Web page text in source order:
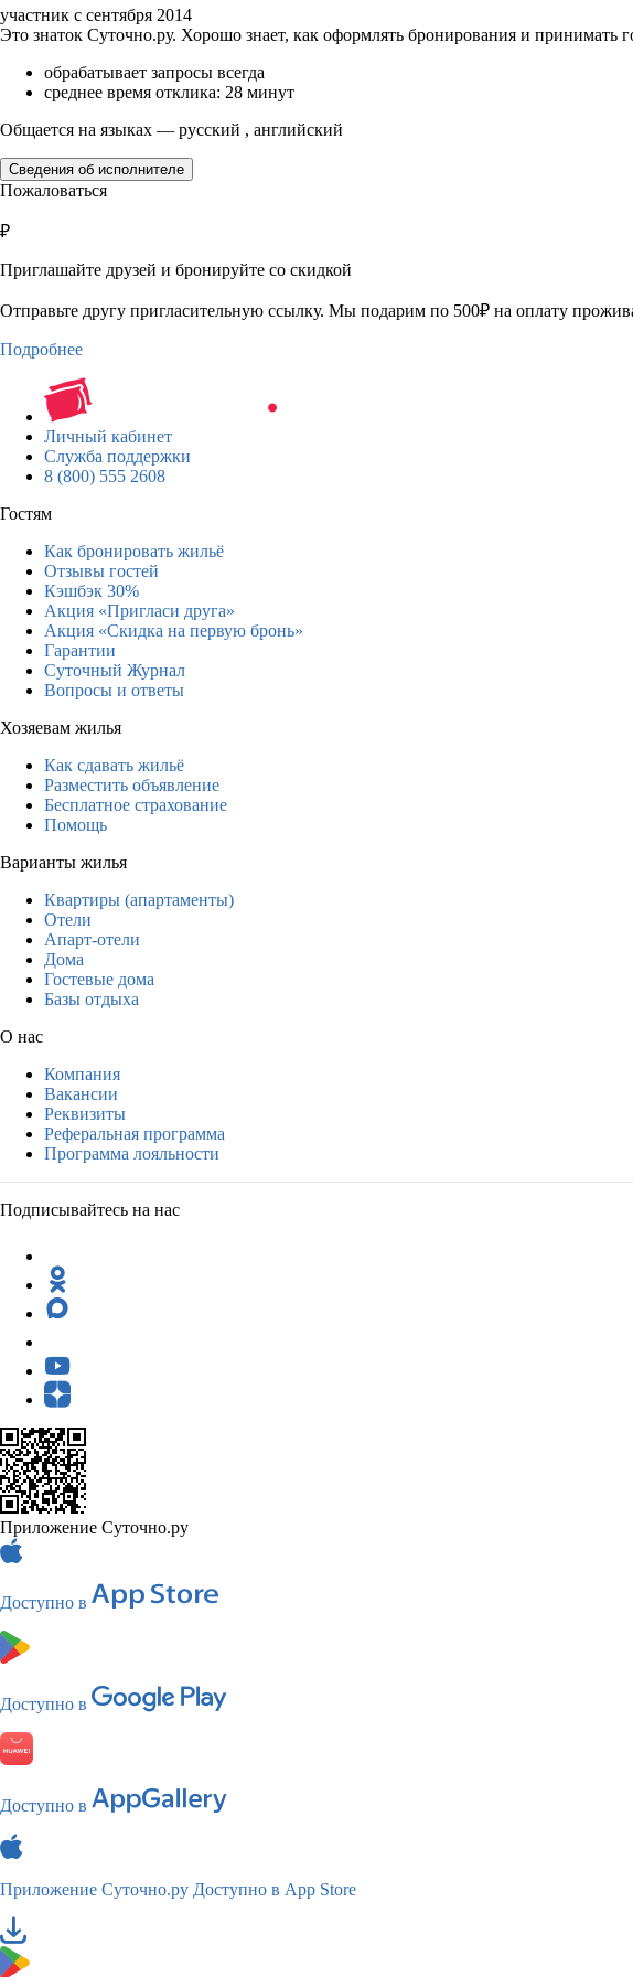
участник с сентября 2014
Это знаток Суточно.ру. Хорошо знает, как оформлять бронирования и принимать
обрабатывает запросы всегда
среднее время отклика: 28 минут
Общается на языках — русский , английский
Сведения об исполнителе
Пожаловаться
₽
Приглашайте друзей и бронируйте со скидкой
Отправьте другу пригласительную ссылку. Мы подарим по 500₽ на оплату
Подробнее
Личный кабинет
Служба поддержки
8 (800) 555 2608
Гостям
Как бронировать жильё
Отзывы гостей
Кэшбэк 30%
Акция «Пригласи друга»
Акция «Скидка на первую бронь»
Гарантии
Суточный Журнал
Вопросы и ответы
Хозяевам жилья
Как сдавать жильё
Разместить объявление
Бесплатное страхование
Помощь
Варианты жилья
Квартиры (апартаменты)
Отели
Апарт-отели
Дома
Гостевые дома
Базы отдыха
О нас
Компания
Вакансии
Реквизиты
Реферальная программа
Программа лояльности
Подписывайтесь на нас
Приложение Суточно.ру
Доступно в
Доступно в
Доступно в
Приложение Суточно.ру Доступно в App Store